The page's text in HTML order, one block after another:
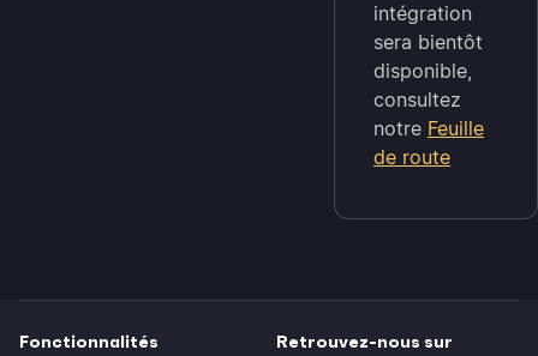
intégration
sera bientôt
disponible,
consultez
notre Feuille
de route
Fonctionnalités Retrouvez-nous sur